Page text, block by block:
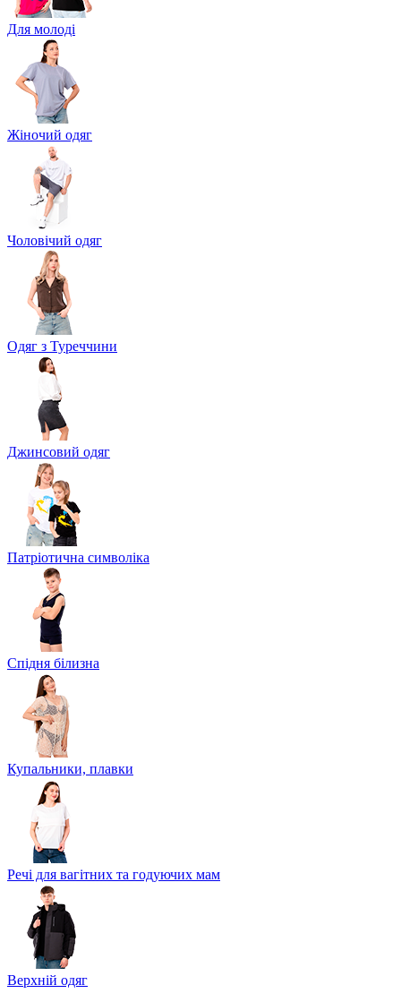
Для молоді
Жіночий одяг
Чоловічий одяг
Одяг з Туреччини
Джинсовий одяг
Патріотична символіка
Спідня білизна
Купальники, плавки
Речі для вагітних та годуючих мам
Верхній одяг